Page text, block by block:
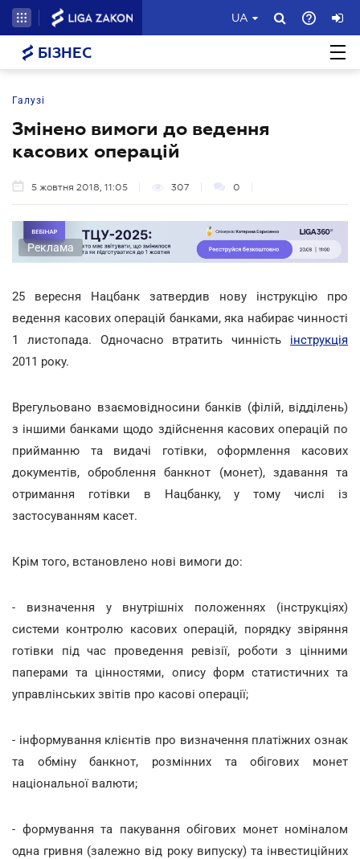
UA
БІЗНЕС
Галузі
Змінено вимоги до ведення
касових операцій
5 жовтня 2018, 11:05 307 0
Реклама
25 вересня Нацбанк затвердив нову інструкцію про
ведення касових операцій банками, яка набирає чинності
1 листопада. Одночасно втратить чинність інструкція
2011 року.
Врегульовано взаємовідносини банків (філій, відділень)
з іншими банками щодо здійснення касових операцій по
прийманню та видачі готівки, оформлення касових
документів, оброблення банкнот (монет), здавання та
отримання готівки в Нацбанку, у тому числі із
застосуванням касет.
Крім того, встановлено нові вимоги до:
- визначення у внутрішніх положеннях (інструкціях)
системи контролю касових операцій, порядку звіряння
готівки під час проведення ревізії, роботи з цінними
паперами та цінностями, опису форм статистичних та
управлінських звітів про касові операції;
- інформування клієнтів про визначення платіжних ознак
та обміну банкнот, розмінних та обігових монет
національної валюти;
- формування та пакування обігових монет номіналом
одна гривня (залежно від року випуску) та інвестиційних